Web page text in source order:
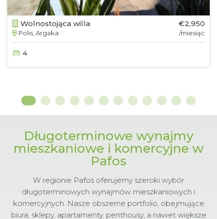
Wolnostojąca willa
Polis, Argaka
€2,950
/miesiąc
4
Długoterminowe wynajmy
mieszkaniowe i komercyjne w
Pafos
W regionie Pafos oferujemy szeroki wybór
długoterminowych wynajmów mieszkaniowych i
komercyjnych. Nasze obszerne portfolio, obejmujące
biura, sklepy, apartamenty, penthousy, a nawet większe